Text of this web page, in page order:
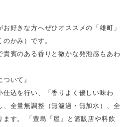
好きな方へぜひオススメの「雄町」
かみ）です。
貴賓のある香りと微かな発泡感もあわ
ついて』
仕込を行い、「香りよく優しい味わ
、全量無調整（無濾過・無加水）、全
ます。 「豊島『屋』と酒販店や料飲